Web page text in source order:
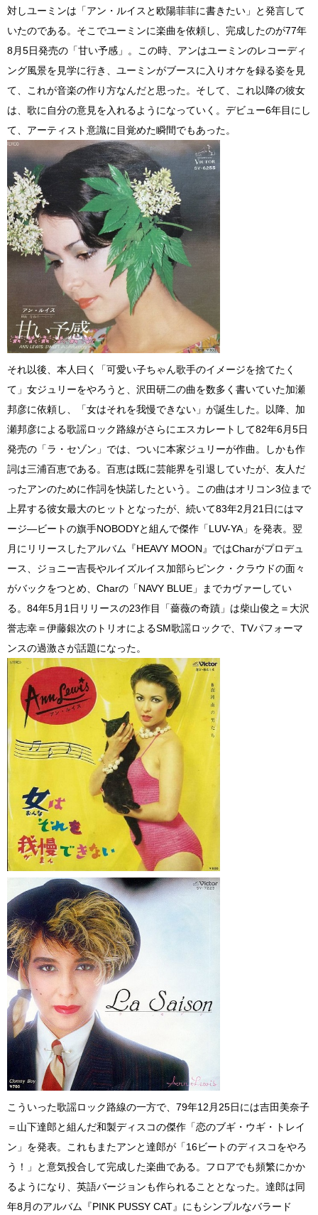
対しユーミンは「アン・ルイスと欧陽菲菲に書きたい」と発言して
いたのである。そこでユーミンに楽曲を依頼し、完成したのが77年
8月5日発売の「甘い予感」。この時、アンはユーミンのレコーディ
ング風景を見学に行き、ユーミンがブースに入りオケを録る姿を見
て、これが音楽の作り方なんだと思った。そして、これ以降の彼女
は、歌に自分の意見を入れるようになっていく。デビュー6年目にし
て、アーティスト意識に目覚めた瞬間でもあった。
それ以後、本人曰く「可愛い子ちゃん歌手のイメージを捨てたく
て」女ジュリーをやろうと、沢田研二の曲を数多く書いていた加瀬
邦彦に依頼し、「女はそれを我慢できない」が誕生した。以降、加
瀬邦彦による歌謡ロック路線がさらにエスカレートして82年6月5日
発売の「ラ・セゾン」では、ついに本家ジュリーが作曲。しかも作
詞は三浦百恵である。百恵は既に芸能界を引退していたが、友人だ
ったアンのために作詞を快諾したという。この曲はオリコン3位まで
上昇する彼女最大のヒットとなったが、続いて83年2月21日にはマ
ージ―ビートの旗手NOBODYと組んで傑作「LUV-YA」を発表。翌
月にリリースしたアルバム『HEAVY MOON』ではCharがプロデュ
ース、ジョニー吉長やルイズルイス加部らピンク・クラウドの面々
がバックをつとめ、Charの「NAVY BLUE」までカヴァーしてい
る。84年5月1日リリースの23作目「薔薇の奇蹟」は柴山俊之＝大沢
誉志幸＝伊藤銀次のトリオによるSM歌謡ロックで、TVパフォーマ
ンスの過激さが話題になった。
こういった歌謡ロック路線の一方で、79年12月25日には吉田美奈子
＝山下達郎と組んだ和製ディスコの傑作「恋のブギ・ウギ・トレイ
ン」を発表。これもまたアンと達郎が「16ビートのディスコをやろ
う！」と意気投合して完成した楽曲である。フロアでも頻繁にかか
るようになり、英語バージョンも作られることとなった。達郎は同
年8月のアルバム『PINK PUSSY CAT』にもシンプルなバラード